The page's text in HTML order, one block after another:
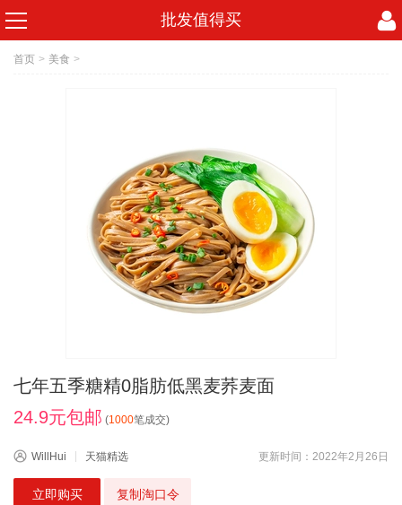
批发值得买
首页 > 美食 >
七年五季糖精0脂肪低黑麦荞麦面
24.9元包邮 (1000笔成交)
WillHui 天猫精选 更新时间：2022年2月26日
立即购买 复制淘口令